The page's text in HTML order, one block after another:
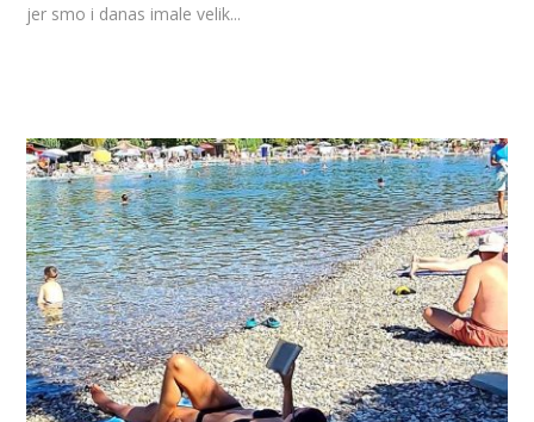
jer smo i danas imale velik...